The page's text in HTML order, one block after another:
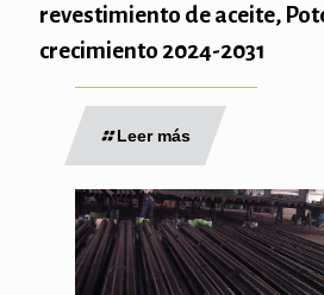
revestimiento de aceite,
crecimiento 2024-2031
Leer más